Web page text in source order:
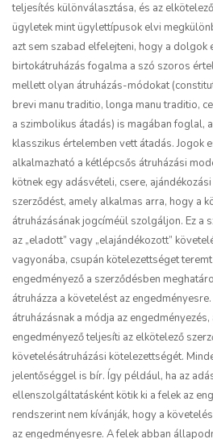
teljesítés különválasztása, és az
ügyletek mint ügylettípusok elvi
azt sem szabad elfelejteni, hogy a dolgok
birtokátruházás fogalma a szó szoros
mellett olyan átruházás-módokat (
brevi manu traditio, longa manu traditio,
a szimbolikus átadás) is magában foglal,
klasszikus értelemben vett átadás. Jogok
alkalmazható a kétlépcsős átruházási
kötnek egy adásvételi, csere,
szerződést, amely alkalmas arra, hogy a
átruházásának jogcíméül szolgáljon. Ez a
az „eladott” vagy „elajándékozott”
vagyonába, csupán kötelezettséget
engedményező a szerződésben
átruházza a követelést az engedményesre.
átruházásnak a módja az
engedményező teljesíti az elkötelező
követelésátruházási kötelezettségét.
jelentőséggel is bír. Így például, ha az
ellenszolgáltatásként kötik ki a felek az
rendszerint nem kívánják, hogy a
az engedményesre. A felek abban